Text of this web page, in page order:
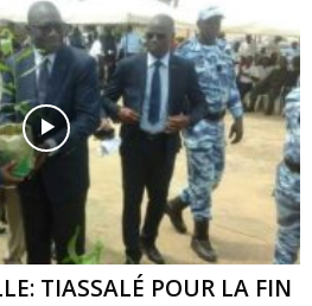
TIASSALÉ POUR LA FIN